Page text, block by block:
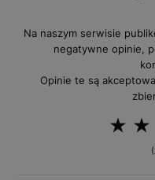
Na naszym serwisie
negatywne opinie,
Opinie te są